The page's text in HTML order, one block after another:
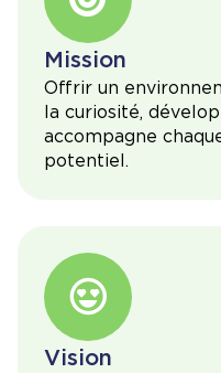
Mission
Offrir un
la curiosité,
accompagne
potentiel.
Vision